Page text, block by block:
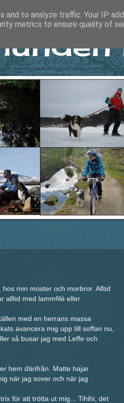
min moster och morbror. Alltid
alltid med lammfilé eller
med en herrans massa
avancera mig upp till soffan nu,
så busar jag med Leffe och
hem därifrån. Matte hajar
när jag sover och när jag
för att trötta ut mig... Tihihi, det
to analyze traffic. Your IP
metrics to ensure quality of